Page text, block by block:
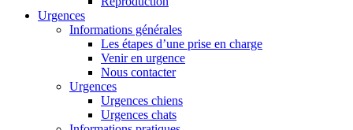
Urgences
Informations générales
Les étapes d’une prise en charge
Venir en urgence
Nous contacter
Urgences
Urgences chiens
Urgences chats